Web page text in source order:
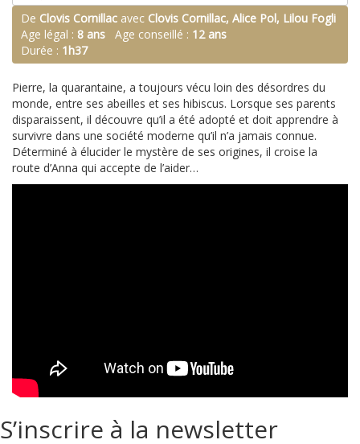
De Clovis Cornillac avec Clovis Cornillac, Alice Pol, Lilou Fogli
Age légal : 8 ans Age conseillé : 12 ans
Durée : 1h37
Pierre, la quarantaine, a toujours vécu loin des désordres du
monde, entre ses abeilles et ses hibiscus. Lorsque ses parents
disparaissent, il découvre qu’il a été adopté et doit apprendre à
survivre dans une société moderne qu’il n’a jamais connue.
Déterminé à élucider le mystère de ses origines, il croise la
route d’Anna qui accepte de l’aider…
S’inscrire à la newsletter